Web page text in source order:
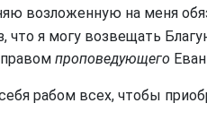
возложенную на меня
что я могу возвещать
правом проповедующего
рабом всех, чтобы